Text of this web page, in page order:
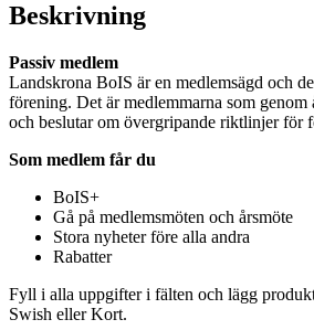
Beskrivning
Passiv medlem
Landskrona BoIS är en medlemsägd och
förening. Det är medlemmarna som genom
och beslutar om övergripande riktlinjer för
Som medlem får du
BoIS+
Gå på medlemsmöten och årsmöte
Stora nyheter före alla andra
Rabatter
Fyll i alla uppgifter i fälten och lägg
Swish eller Kort.